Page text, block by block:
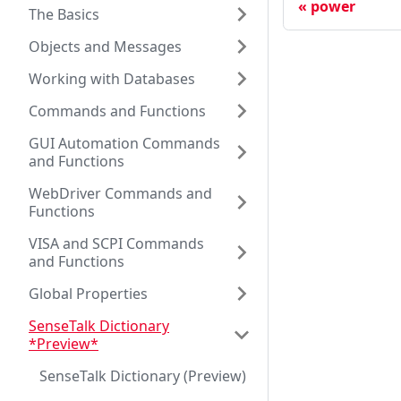
The Basics
Objects and Messages
Working with Databases
Commands and Functions
GUI Automation Commands
and Functions
WebDriver Commands and
Functions
VISA and SCPI Commands
and Functions
Global Properties
SenseTalk Dictionary
*Preview*
SenseTalk Dictionary (Preview)
power